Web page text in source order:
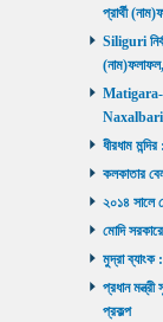
প্রার্থী
Siliguri
Matigara-
Naxalbari
ধীরধাম
কলকাতার
২০১৪ সালে
মোদি
মুদ্রা ব্যাংক
প্রধান
প্রকল্প